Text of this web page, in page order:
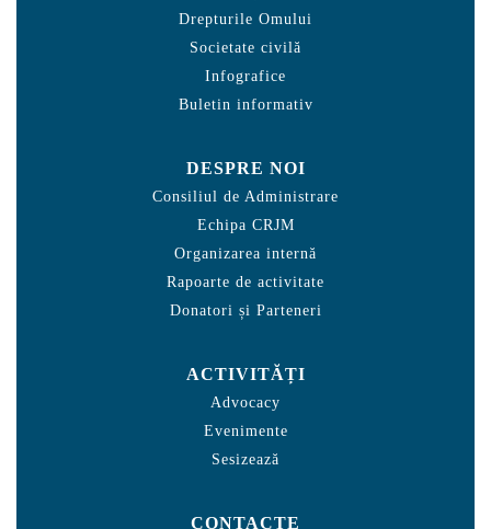
Drepturile Omului
Societate civilă
Infografice
Buletin informativ
DESPRE NOI
Consiliul de Administrare
Echipa CRJM
Organizarea internă
Rapoarte de activitate
Donatori și Parteneri
ACTIVITĂȚI
Advocacy
Evenimente
Sesizează
CONTACTE